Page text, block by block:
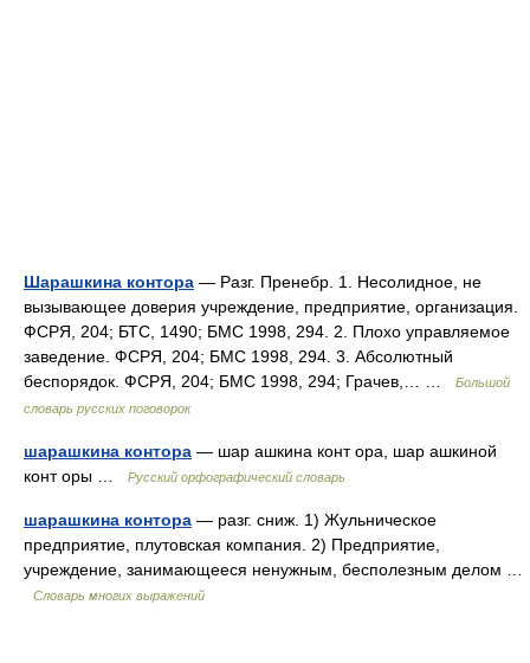
Шарашкина контора — Разг. Пренебр. 1. Несолидное, не
вызывающее доверия учреждение, предприятие, организация.
ФСРЯ, 204; БТС, 1490; БМС 1998, 294. 2. Плохо управляемое
заведение. ФСРЯ, 204; БМС 1998, 294. 3. Абсолютный
беспорядок. ФСРЯ, 204; БМС 1998, 294; Грачев,… …
Большой
словарь русских поговорок
шарашкина контора — шар ашкина конт ора, шар ашкиной
конт оры …
Русский орфографический словарь
шарашкина контора — разг. сниж. 1) Жульническое
предприятие, плутовская компания. 2) Предприятие,
учреждение, занимающееся ненужным, бесполезным делом …
Словарь многих выражений